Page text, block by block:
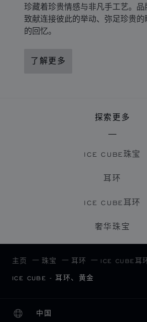
珍藏着珍贵情感与非凡手工艺。品
致献连接彼此的举动、弥足珍贵
的回忆。
了解更多
探索更多
ICE CUBE珠宝
耳环
ICE CUBE耳环
奢华珠宝
主页 珠宝 耳环 ICE CUBE耳
ICE CUBE - 耳环、黄金
中国
本地化（更改国家/地区）
更改国家/地区